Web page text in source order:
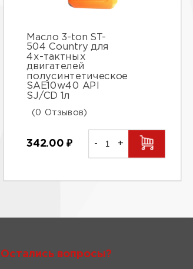
Масло 3-ton ST-
504 Country для
4х-тактных
двигателей
полусинтетическое
SAE10w40 API
SJ/CD 1л
(0 Отзывов)
342.00₽ - +
Остались вопросы?